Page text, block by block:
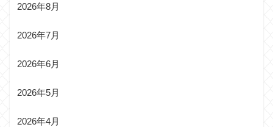
2026年8月
2026年7月
2026年6月
2026年5月
2026年4月